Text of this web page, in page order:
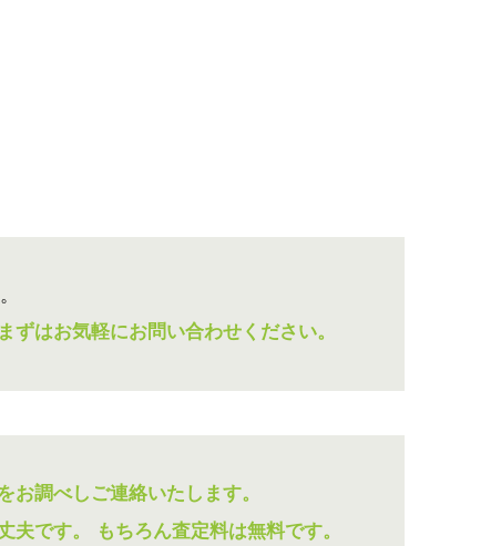
まずはお気軽にお問い合わせください。
お調べしご連絡いたします。
夫です。 もちろん査定料は無料です。